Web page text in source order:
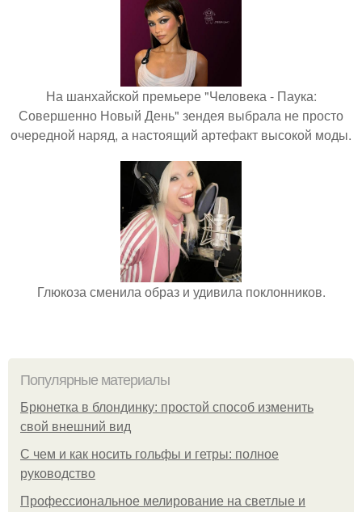
На шанхайской премьере "Человека - Паука:
Совершенно Новый День" зендея выбрала не просто
очередной наряд, а настоящий артефакт высокой моды.
Глюкоза сменила образ и удивила поклонников.
Популярные материалы
Брюнетка в блондинку: простой способ изменить
свой внешний вид
С чем и как носить гольфы и гетры: полное
руководство
Профессиональное мелирование на светлые и